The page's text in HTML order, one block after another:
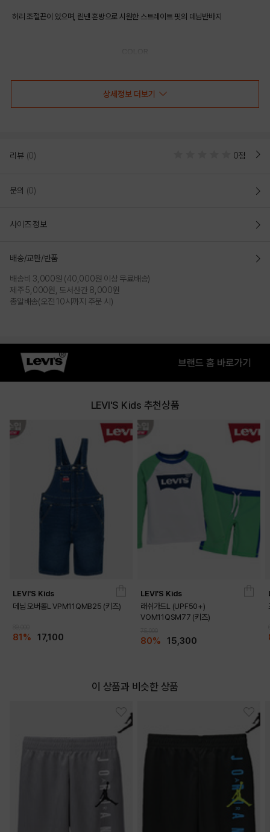
허리 조절끈이 있으며, 린넨 혼방으로 시원한 스트레이트 핏의 데님반바지
상세정보 더보기
리뷰 (0) 0점
문의 (0)
사이즈 정보
배송/교환/반품
배송비 3,000원 (40,000원 이상 무료배송)
제주 5,000원, 도서산간 8,000원
총알배송(오전 10시까지 주문 시)
LEVI'S Kids 추천상품
LEVI'S Kids
데님 오버롤L VPM11QMB25 (키즈)
81% 17,100
LEVI'S Kids
래쉬가드L (UPF50+)
VOM11QSM77 (키즈)
80% 15,300
이 상품과 비슷한 상품